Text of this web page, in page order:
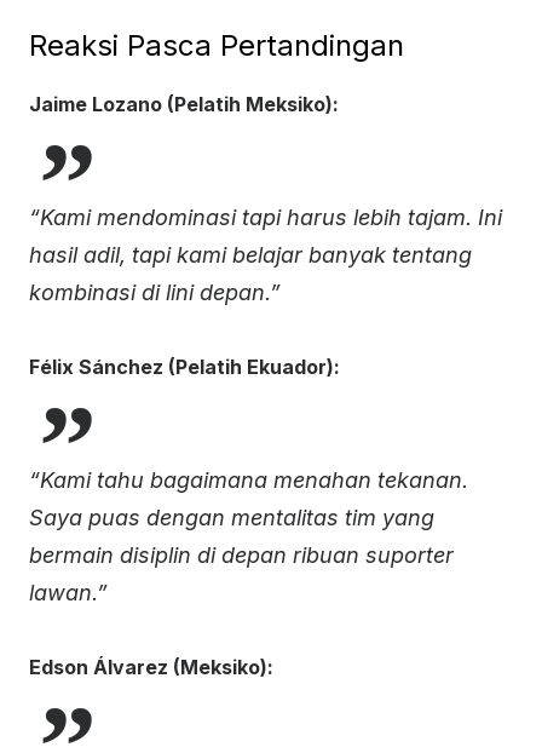
Reaksi Pasca Pertandingan
Jaime Lozano (Pelatih Meksiko):
“Kami mendominasi tapi harus lebih tajam. Ini
hasil adil, tapi kami belajar banyak tentang
kombinasi di lini depan.”
Félix Sánchez (Pelatih Ekuador):
“Kami tahu bagaimana menahan tekanan.
Saya puas dengan mentalitas tim yang
bermain disiplin di depan ribuan suporter
lawan.”
Edson Álvarez (Meksiko):